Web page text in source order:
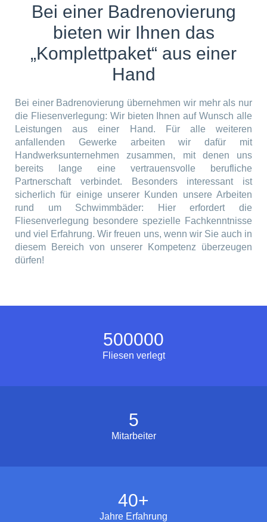
Bei einer Badrenovierung
bieten wir Ihnen das
„Komplettpaket“ aus einer
Hand
Bei einer Badrenovierung übernehmen wir mehr als nur
die Fliesenverlegung: Wir bieten Ihnen auf Wunsch alle
Leistungen aus einer Hand. Für alle weiteren
anfallenden Gewerke arbeiten wir dafür mit
Handwerksunternehmen zusammen, mit denen uns
bereits lange eine vertrauensvolle berufliche
Partnerschaft verbindet. Besonders interessant ist
sicherlich für einige unserer Kunden unsere Arbeiten
rund um Schwimmbäder: Hier erfordert die
Fliesenverlegung besondere spezielle Fachkenntnisse
und viel Erfahrung. Wir freuen uns, wenn wir Sie auch in
diesem Bereich von unserer Kompetenz überzeugen
dürfen!
500000
Fliesen verlegt
5
Mitarbeiter
40+
Jahre Erfahrung